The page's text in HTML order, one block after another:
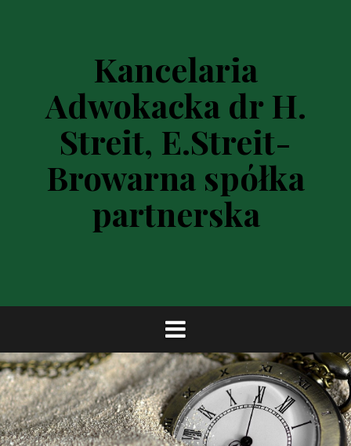
i
Kancelaria
Adwokacka dr H.
Streit, E.Streit-
Browarna spółka
partnerska